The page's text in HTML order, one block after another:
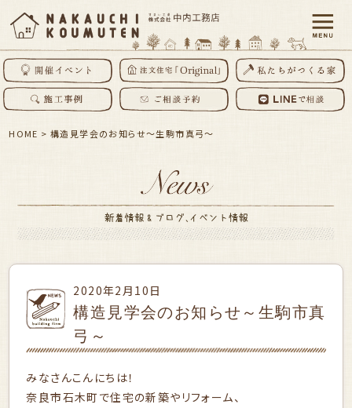
HOME >構造見学会のお知らせ～生駒市真弓～
2020年2月10日
構造見学会のお知らせ～生駒市真
弓～
みなさんこんにちは！
奈良市石木町で住宅の新築やリフォーム、